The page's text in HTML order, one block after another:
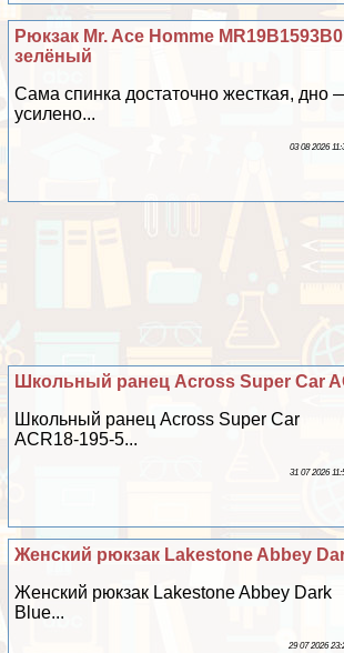
Рюкзак Mr. Ace Homme
зелёный
Сама спинка достаточно жесткая, дно
усилено...
03 08 2026
Школьный ранец Across Super Car
Школьный ранец Across Super Car
ACR18-195-5...
31 07 2026
Женский рюкзак Lakestone Abbey
Женский рюкзак Lakestone Abbey Dark
Blue...
29 07 2026